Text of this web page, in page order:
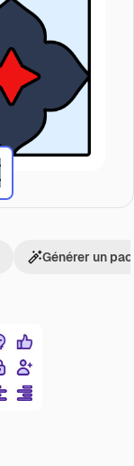
Générer un